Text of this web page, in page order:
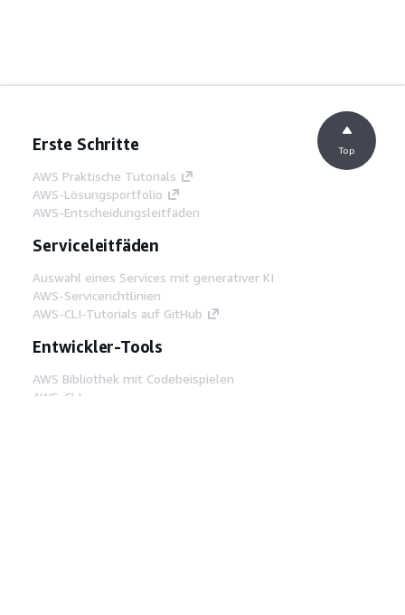
Erste Schritte
AWS Praktische Tutorials
AWS-Lösungsportfolio
AWS-Entscheidungsleitfäden
Serviceleitfäden
Auswahl eines Services mit generativer KI
AWS-Servicerichtlinien
AWS-CLI-Tutorials auf GitHub
Entwickler-Tools
AWS Bibliothek mit Codebeispielen
AWS-CLI
Top